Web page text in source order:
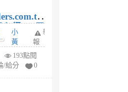
心得 — 民
比較平台
小
黃
蜂
1
舉
報
193點閱
/給分
0